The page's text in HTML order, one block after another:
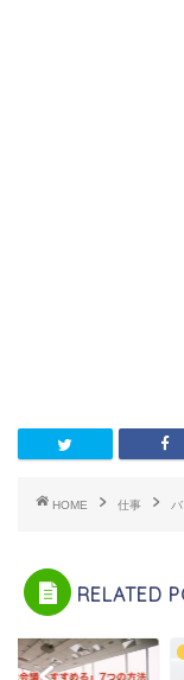
HOME 仕事
RELATED